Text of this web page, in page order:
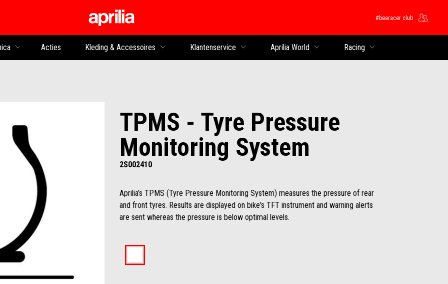
#bearacer club
Acties Kleding & Accessoires Klantenservice Aprilia World Racing
TPMS - Tyre Pressure
Monitoring System
2S002410
Aprilia’s TPMS (Tyre Pressure Monitoring System) measures the pressure of rear
and front tyres. Results are displayed on bike's TFT instrument and warning alerts
are sent whereas the pressure is below optimal levels.